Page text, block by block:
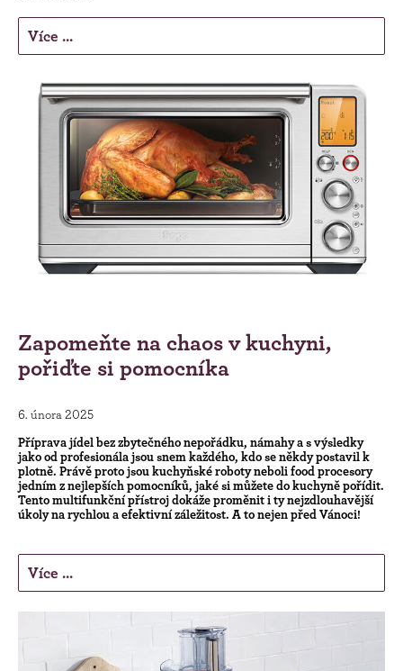
Více ...
Zapomeňte na chaos v kuchyni,
pořiďte si pomocníka
6. února 2025
Příprava jídel bez zbytečného nepořádku, námahy a s výsledky
jako od profesionála jsou snem každého, kdo se někdy postavil k
plotně. Právě proto jsou kuchyňské roboty neboli food procesory
jedním z nejlepších pomocníků, jaké si můžete do kuchyně pořídit.
Tento multifunkční přístroj dokáže proměnit i ty nejzdlouhavější
úkoly na rychlou a efektivní záležitost. A to nejen před Vánoci!
Více ...